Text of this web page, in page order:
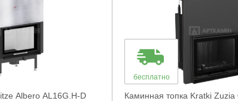
Albero AL16G.H-D
бесплатно
Каминная топка Kratki Zuzia